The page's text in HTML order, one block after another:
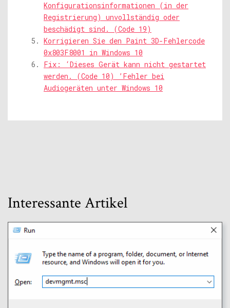
Konfigurationsinformationen (in der
Registrierung) unvollständig oder
beschädigt sind. (Code 19)
Korrigieren Sie den Paint 3D-Fehlercode
0x803F8001 in Windows 10
Fix: ‘Dieses Gerät kann nicht gestartet
werden. (Code 10) ’Fehler bei
Audiogeräten unter Windows 10
Interessante Artikel